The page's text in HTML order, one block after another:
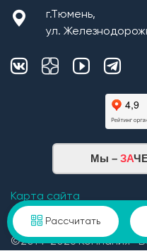
Рассчитать
г.Тюмень,
ул.
Мы – ЗА
Карта сайта
©2014-2026 Компания